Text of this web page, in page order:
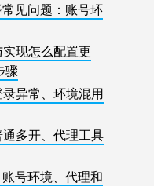
见问题：账号环
现怎么配置更
骤
异常、环境混用
多开、代理工具
号环境、代理和